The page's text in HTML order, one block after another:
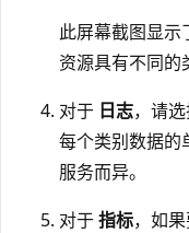
此屏幕截图显
资源具有不同的
对于 日志，请
每个类别数据的
服务而异。
对于指标，如